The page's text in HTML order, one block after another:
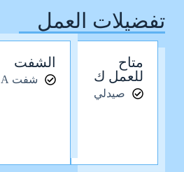
تفضيلات العمل
متاح
للعمل ك
صيدلي
الشفت
شفت A